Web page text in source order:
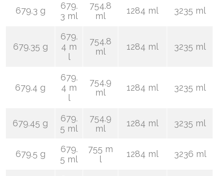
679.3 g
679.
3 ml
754.8
ml
1284 ml 3235 ml
679.35 g
679.
4 m
l
754.8
ml
1284 ml 3235 ml
679.4 g
679.
4 m
l
754.9
ml
1284 ml 3235 ml
679.45 g
679.
5 ml
754.9
ml
1284 ml 3235 ml
679.5 g
679.
5 ml
755 m
l
1284 ml 3236 ml